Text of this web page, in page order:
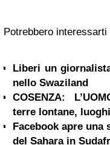
Potrebbero interessarti
Liberi un
nello Swaziland
COSENZA:
terre lontane,
Facebook apre una
del Sahara in